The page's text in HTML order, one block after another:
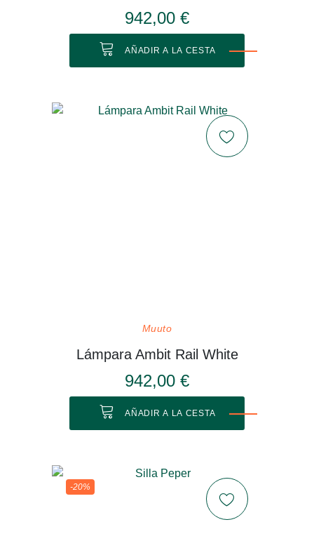
942,00 €
AÑADIR A LA CESTA
Muuto
Lámpara Ambit Rail White
942,00 €
AÑADIR A LA CESTA
-20%